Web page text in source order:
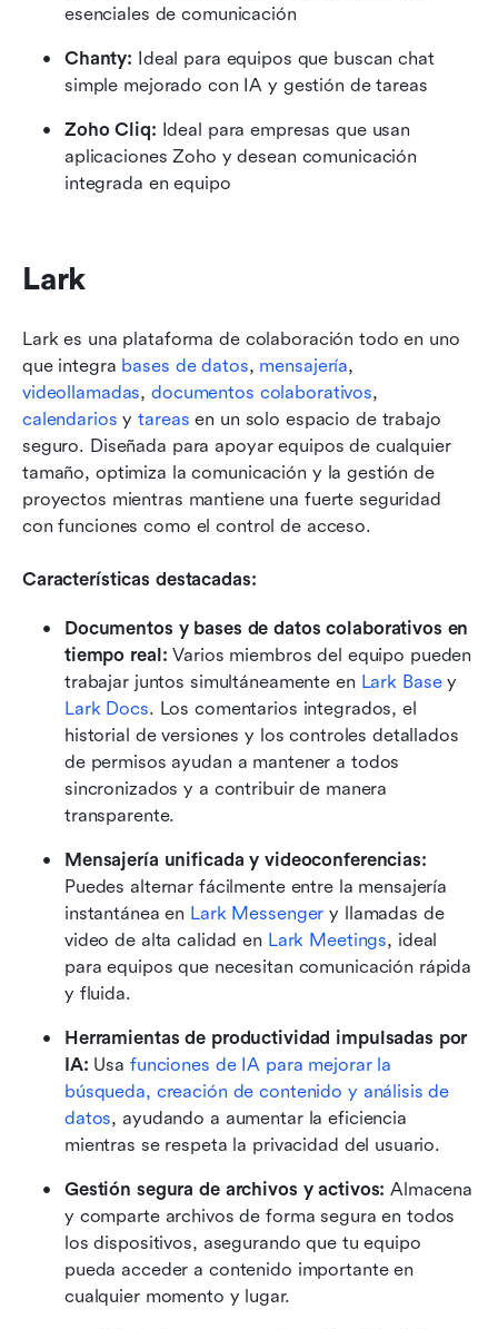
esenciales de comunicación
Chanty: Ideal para equipos que buscan chat
simple mejorado con IA y gestión de tareas
Zoho Cliq: Ideal para empresas que usan
aplicaciones Zoho y desean comunicación
integrada en equipo
Lark
Lark es una plataforma de colaboración todo en uno
que integra bases de datos, mensajería
videollamadas, documentos colaborativos
calendarios y tareas en un solo espacio de trabajo
seguro. Diseñada para apoyar equipos de cualquier
tamaño, optimiza la comunicación y la gestión de
proyectos mientras mantiene una fuerte seguridad
con funciones como el control de acceso.
Características destacadas:
Documentos y bases de datos colaborativos en
tiempo real: Varios miembros del equipo pueden
trabajar juntos simultáneamente en Lark Base
Lark Docs. Los comentarios integrados, el
historial de versiones y los controles detallados
de permisos ayudan a mantener a todos
sincronizados y a contribuir de manera
transparente.
Mensajería unificada y videoconferencias:
Puedes alternar fácilmente entre la mensajería
instantánea en Lark Messenger y llamadas de
video de alta calidad en Lark Meetings, ideal
para equipos que necesitan comunicación rápida
y fluida.
Herramientas de productividad impulsadas por
IA: Usa funciones de IA para mejorar la
búsqueda, creación de contenido y análisis de
datos, ayudando a aumentar la eficiencia
mientras se respeta la privacidad del usuario.
Gestión segura de archivos y activos: Almacena
y comparte archivos de forma segura en todos
los dispositivos, asegurando que tu equipo
pueda acceder a contenido importante en
cualquier momento y lugar.